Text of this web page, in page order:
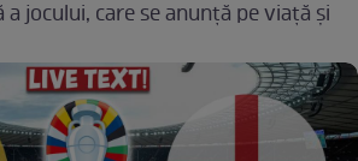
jocului, care se anunță pe viață și